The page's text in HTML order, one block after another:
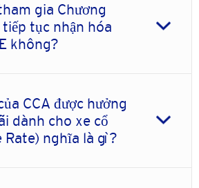
gia Chương
tục nhận hóa
không?
CCA được hưởng
dành cho xe cổ
Rate) nghĩa là gì?